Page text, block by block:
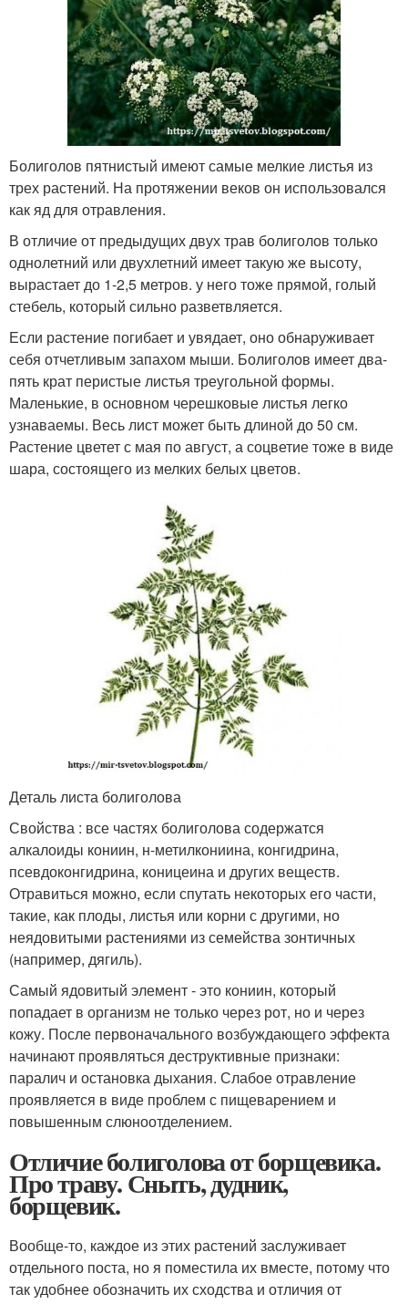
Болиголов пятнистый имеют самые мелкие листья из
трех растений. На протяжении веков он использовался
как яд для отравления.
В отличие от предыдущих двух трав болиголов только
однолетний или двухлетний имеет такую же высоту,
вырастает до 1-2,5 метров. у него тоже прямой, голый
стебель, который сильно разветвляется.
Если растение погибает и увядает, оно обнаруживает
себя отчетливым запахом мыши. Болиголов имеет два-
пять крат перистые листья треугольной формы.
Маленькие, в основном черешковые листья легко
узнаваемы. Весь лист может быть длиной до 50 см.
Растение цветет с мая по август, а соцветие тоже в виде
шара, состоящего из мелких белых цветов.
Деталь листа болиголова
Свойства : все частях болиголова содержатся
алкалоиды кониин, н-метилкониина, конгидрина,
псевдоконгидрина, коницеина и других веществ.
Отравиться можно, если спутать некоторых его части,
такие, как плоды, листья или корни с другими, но
неядовитыми растениями из семейства зонтичных
(например, дягиль).
Самый ядовитый элемент - это кониин, который
попадает в организм не только через рот, но и через
кожу. После первоначального возбуждающего эффекта
начинают проявляться деструктивные признаки:
паралич и остановка дыхания. Слабое отравление
проявляется в виде проблем с пищеварением и
повышенным слюноотделением.
Отличие болиголова от борщевика.
Про траву. Сныть, дудник,
борщевик.
Вообще-то, каждое из этих растений заслуживает
отдельного поста, но я поместила их вместе, потому что
так удобнее обозначить их сходства и отличия от